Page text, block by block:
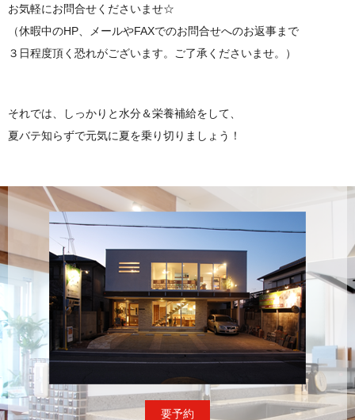
お気軽にお問合せくださいませ☆
（休暇中のHP、メールやFAXでのお問合せへのお返事まで
３日程度頂く恐れがございます。ご了承くださいませ。）
それでは、しっかりと水分＆栄養補給をして、
夏バテ知らずで元気に夏を乗り切りましょう！
要予約